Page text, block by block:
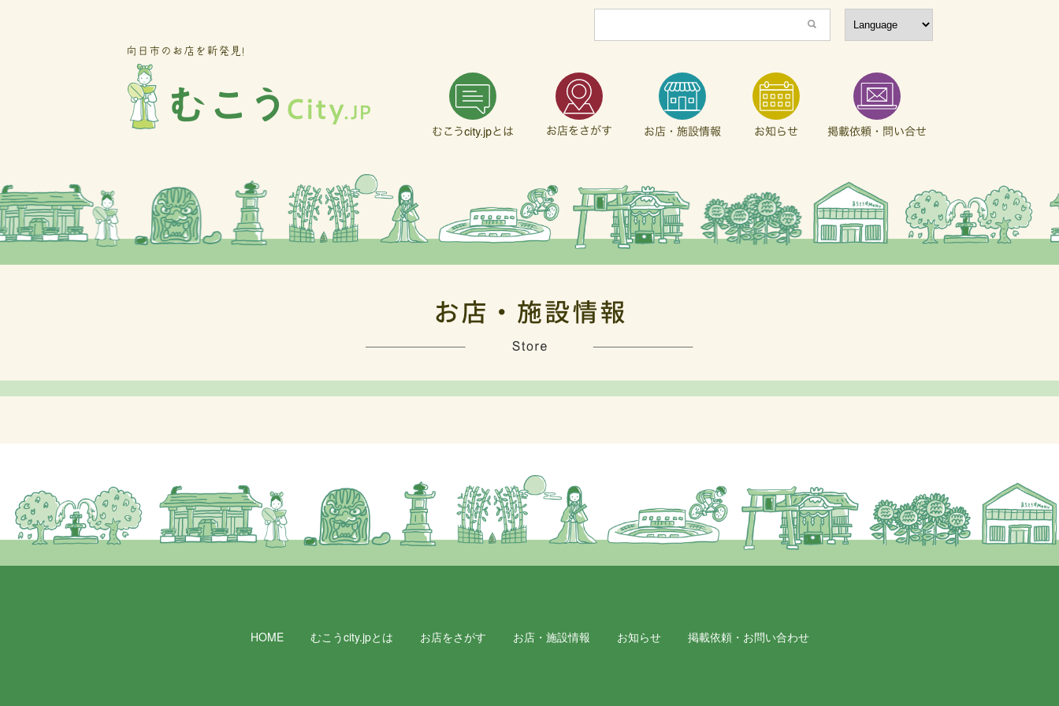
HOME むこうcity.jpとは お店をさがす お店・施設情報 お知らせ 掲載依頼・お問い合わせ